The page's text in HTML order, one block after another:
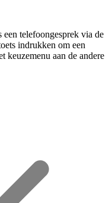
telefoongesprek via de
indrukken om een
keuzemenu aan de andere